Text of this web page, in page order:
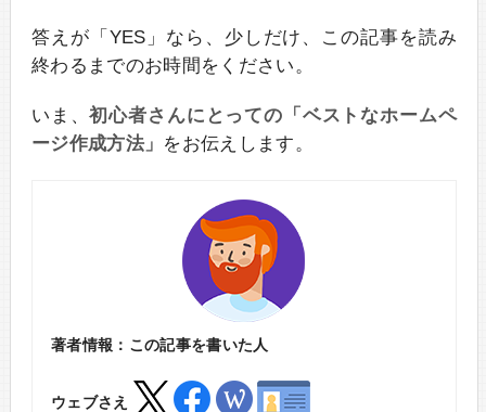
答えが「YES」なら、少しだけ、この記事を読み
終わるまでのお時間をください。
いま、初心者さんにとっての「ベストなホームペ
ージ作成方法」 をお伝えします。
著者情報：この記事を書いた人
ウェブさえ